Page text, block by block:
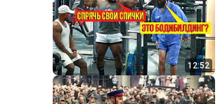
12:52